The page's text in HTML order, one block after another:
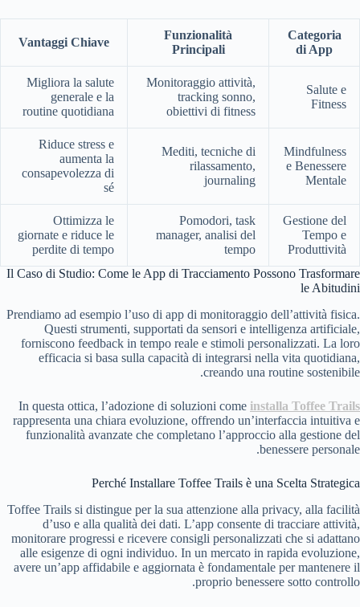
Categoria
di App
Funzionalità
Principali
Vantaggi Chiave
Salute e
Fitness
Monitoraggio attività,
tracking sonno,
obiettivi di fitness
Migliora la salute
generale e la
routine quotidiana
Mindfulness
e Benessere
Mentale
Mediti, tecniche di
rilassamento,
journaling
Riduce stress e
aumenta la
consapevolezza di
sé
Gestione del
Tempo e
Produttività
Pomodori, task
manager, analisi del
tempo
Ottimizza le
giornate e riduce le
perdite di tempo
Il Caso di Studio: Come le App di Tracciamento Possono Trasformare
le Abitudini
Prendiamo ad esempio l’uso di app di monitoraggio dell’attività fisica.
Questi strumenti, supportati da sensori e intelligenza artificiale,
forniscono feedback in tempo reale e stimoli personalizzati. La loro
efficacia si basa sulla capacità di integrarsi nella vita quotidiana,
creando una routine sostenibile.
In questa ottica, l’adozione di soluzioni come installa Toffee Trails
rappresenta una chiara evoluzione, offrendo un’interfaccia intuitiva e
funzionalità avanzate che completano l’approccio alla gestione del
benessere personale.
Perché Installare Toffee Trails è una Scelta Strategica
Toffee Trails si distingue per la sua attenzione alla privacy, alla facilità
d’uso e alla qualità dei dati. L’app consente di tracciare attività,
monitorare progressi e ricevere consigli personalizzati che si adattano
alle esigenze di ogni individuo. In un mercato in rapida evoluzione,
avere un’app affidabile e aggiornata è fondamentale per mantenere il
proprio benessere sotto controllo.